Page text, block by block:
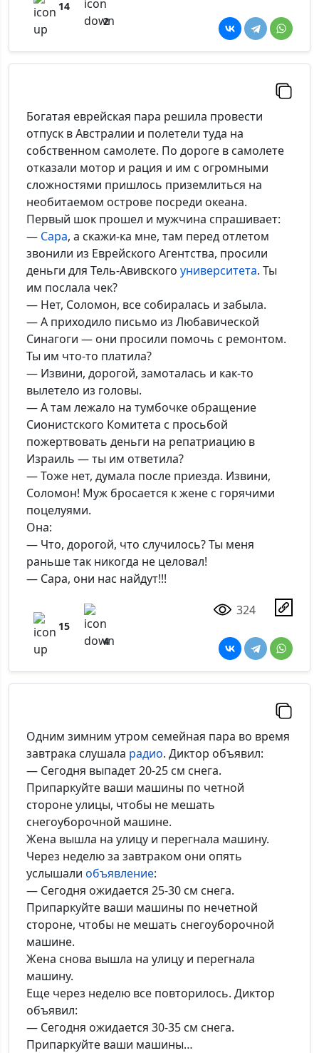
14
2
Богатая еврейская пара решила провести
отпуск в Австралии и полетели туда на
собственном самолете. По дороге в самолете
отказали мотор и рация и им с огромными
сложностями пришлось приземлиться на
необитаемом острове посреди океана.
Первый шок прошел и мужчина спрашивает:
— Сара, а скажи-ка мне, там перед отлетом
звонили из Еврейского Агентства, просили
деньги для Тель-Авивского университета. Ты
им послала чек?
— Нет, Соломон, все собиралась и забыла.
— А приходило письмо из Любавической
Синагоги — они просили помочь с ремонтом.
Ты им что-то платила?
— Извини, дорогой, замоталась и как-то
вылетело из головы.
— А там лежало на тумбочке обращение
Сионистского Комитета с просьбой
пожертвовать деньги на репатриацию в
Израиль — ты им ответила?
— Тоже нет, думала после приезда. Извини,
Соломон! Муж бросается к жене с горячими
поцелуями.
Она:
— Что, дорогой, что случилось? Ты меня
раньше так никогда не целовал!
— Сара, они нас найдут!!!
15
4
324
Одним зимним утром семейная пара во время
завтрака слушала радио. Диктор объявил:
— Сегодня выпадет 20-25 см снега.
Припаркуйте ваши машины по четной
стороне улицы, чтобы не мешать
снегоуборочной машине.
Жена вышла на улицу и перегнала машину.
Через неделю за завтраком они опять
услышали объявление:
— Сегодня ожидается 25-30 см снега.
Припаркуйте ваши машины по нечетной
стороне, чтобы не мешать снегоуборочной
машине.
Жена снова вышла на улицу и перегнала
машину.
Еще через неделю все повторилось. Диктор
объявил:
— Сегодня ожидается 30-35 см снега.
Припаркуйте ваши машины…